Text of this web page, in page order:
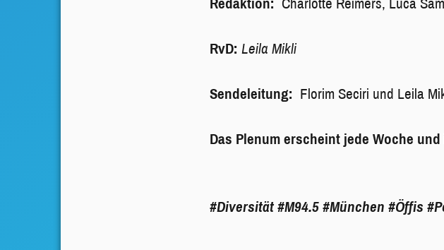
Redaktion: Charlotte Reimers, Luca
RvD: Leila Mikli
Sendeleitung: Florim Seciri und Leila
Das Plenum erscheint jede Woche
#Diversität #M94.5 #München #Öffis